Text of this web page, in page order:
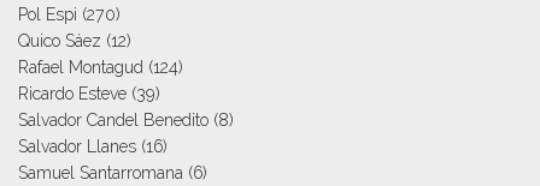
Pol Espi (270)
Quico Sáez (12)
Rafael Montagud (124)
Ricardo Esteve (39)
Salvador Candel Benedito (8)
Salvador Llanes (16)
Samuel Santarromana (6)